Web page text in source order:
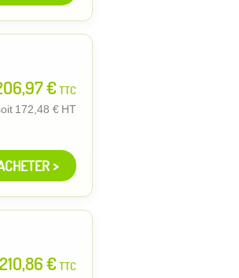
€TTC
172,48 € HT
>
210,86 €TTC